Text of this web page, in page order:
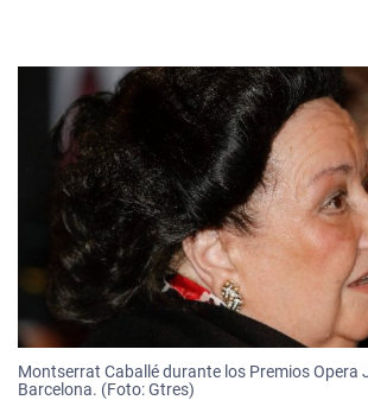
Montserrat Caballé durante los Premios Opera
Barcelona. (Foto: Gtres)